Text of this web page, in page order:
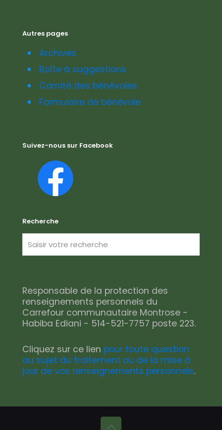
Autres pages
Archives
Boîte à suggestions
Comité des bénévoles
Formulaire de bénévole
Suivez-nous sur Facebook
Recherche
Responsable de la protection des
renseignements personnels du
Carrefour communautaire Montrose -
Habiba Ediani - 514-521-7757 poste 223.
Cliquez sur ce lien pour toute question
au sujet du traitement ou de la mise à
jour de vos renseignements personnels.